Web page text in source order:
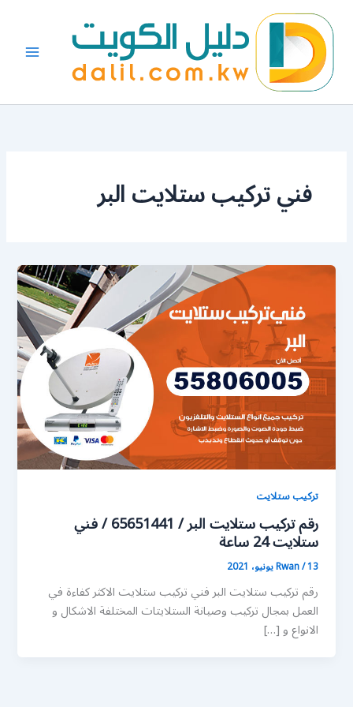
المحتوى
فني تركيب ستلايت البر
تركيب ستلايت
رقم تركيب ستلايت البر / 65651441 / فني
ستلايت 24 ساعة
Rwan/13 يونيو، 2021
رقم تركيب ستلايت البر فني تركيب ستلايت الاكثر كفاءة في
العمل بمجال تركيب وصيانة الستلايتات المختلفة الاشكال و
الانواع و […]